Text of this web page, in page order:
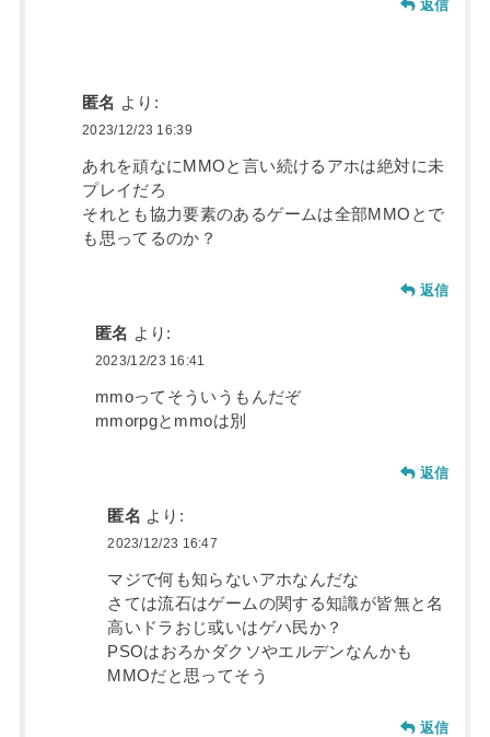
返信
匿名 より:
2023/12/23 16:39
あれを頑なにMMOと言い続けるアホは絶対に未
プレイだろ
それとも協力要素のあるゲームは全部MMOとで
も思ってるのか？
返信
匿名 より:
2023/12/23 16:41
mmoってそういうもんだぞ
mmorpgとmmoは別
返信
匿名 より:
2023/12/23 16:47
マジで何も知らないアホなんだな
さては流石はゲームの関する知識が皆無と名
高いドラおじ或いはゲハ民か？
PSOはおろかダクソやエルデンなんかも
MMOだと思ってそう
返信